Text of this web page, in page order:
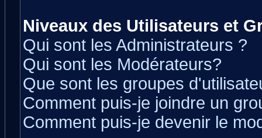
Niveaux des Utilisateurs et
Qui sont les Administrateurs ?
Qui sont les Modérateurs?
Que sont les groupes
Comment puis-je joindre un
Comment puis-je devenir le